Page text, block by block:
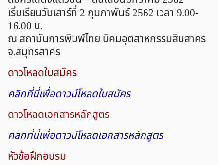
เริ่มเรียนวันเสาร์ที่ 2 กุมภาพันธ์ 2562 เวลา 9.00-
16.00 น.
ณ สถาบันการพิมพ์ไทย นิคมอุตสาหกรรมสินสาคร
จ.สมุทรสาคร
ดาวโหลดใบสมัคร
คลิกที่นี่เพื่อดาวน์โหลดใบสมัคร
ดาวโหลดเอกสารหลักสูตร
คลิกที่นี่เพื่อดาวน์โหลดเอกสารหลักสูตร
หัวข้อฝึกอบรม